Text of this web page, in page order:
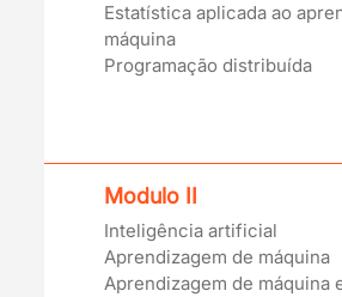
Estatística aplicada ao
máquina
Programação distribuída
Modulo II
Inteligência artificial
Aprendizagem de máquina
Aprendizagem de máquina